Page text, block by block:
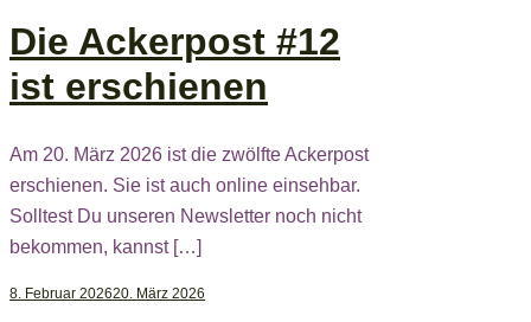
Die Ackerpost #12
ist erschienen
Am 20. März 2026 ist die zwölfte Ackerpost
erschienen. Sie ist auch online einsehbar.
Solltest Du unseren Newsletter noch nicht
bekommen, kannst […]
8. Februar 202620. März 2026